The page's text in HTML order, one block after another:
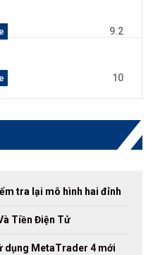
9.2
10
tra lại mô hình hai đỉnh
Tiền Điện Tử
dụng MetaTrader 4 mới